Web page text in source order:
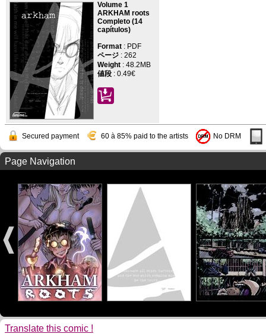
Volume 1
ARKHAM roots
Completo (14
capítulos)
Format : PDF
ページ : 262
Weight : 48.2MB
値段 : 0.49€
Secured payment 60 à 85% paid to the artists No DRM
Page Navigation
Translate this comic !